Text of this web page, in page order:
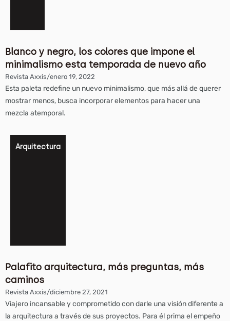
Blanco y negro, los colores que impone el
minimalismo esta temporada de nuevo año
Revista Axxis/enero 19, 2022
Esta paleta redefine un nuevo minimalismo, que más allá de querer
mostrar menos, busca incorporar elementos para hacer una
mezcla atemporal.
Arquitectura
Palafito arquitectura, más preguntas, más
caminos
Revista Axxis/diciembre 27, 2021
Viajero incansable y comprometido con darle una visión diferente a
la arquitectura a través de sus proyectos. Para él prima el empeño